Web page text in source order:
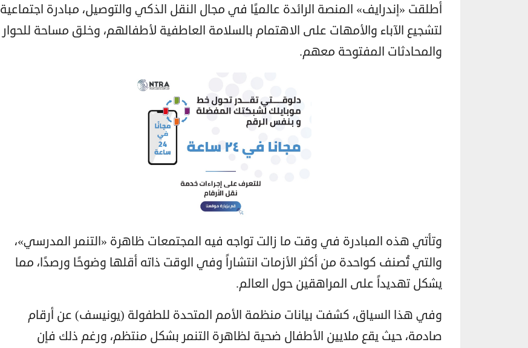
أطلقت «إندرايف» المنصة الرائدة عالميًا في مجال النقل الذكي والتوصيل، مبادرة اجتماعية
لتشجيع الآباء والأمهات على الاهتمام بالسلامة العاطفية لأطفالهم، وخلق مساحة للحوار
والمحادثات المفتوحة معهم.
وتأتي هذه المبادرة في وقت ما زالت تواجه فيه المجتمعات ظاهرة «التنمر المدرسي»،
والتي تُصنف كواحدة من أكثر الأزمات انتشاراً وفي الوقت ذاته أقلها وضوحًا ورصدًا، مما
يشكل تهديداً على المراهقين حول العالم.
وفي هذا السياق، كشفت بيانات منظمة الأمم المتحدة للطفولة (يونيسف) عن أرقام
صادمة، حيث يقع ملايين الأطفال ضحية لظاهرة التنمر بشكل منتظم، ورغم ذلك فإن